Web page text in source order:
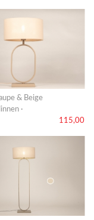
& Beige
·
115,00